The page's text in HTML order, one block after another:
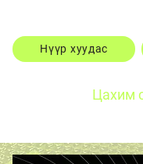
Нүүр хуудас
Цахим